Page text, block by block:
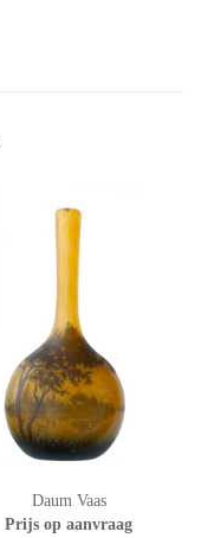
Daum Vaas
Prijs op aanvraag